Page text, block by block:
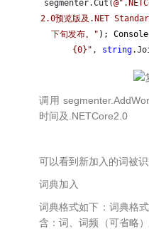
segmenter.Cut(@"
2.0预览版及.NET
下旬发布。
" );
{0} " , string
调用
时间及.NETCore2.0
可以看到新加入的词被识
词典加入
词典格式如下：词典格
含：词、词频（可省略